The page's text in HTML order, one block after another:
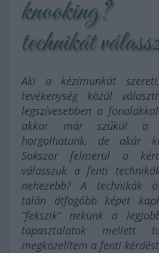
technikát
Aki a kézimunkát
tevékenység közül
legszívesebben a
akkor már szűkül a
horgolhatunk, de akár
Sokszor felmerül a
válasszuk a fenti
nehezebb? A technikák
talán átfogóbb képet
”fekszik” nekünk a
tapasztalatok mellett
megközelítem a fenti